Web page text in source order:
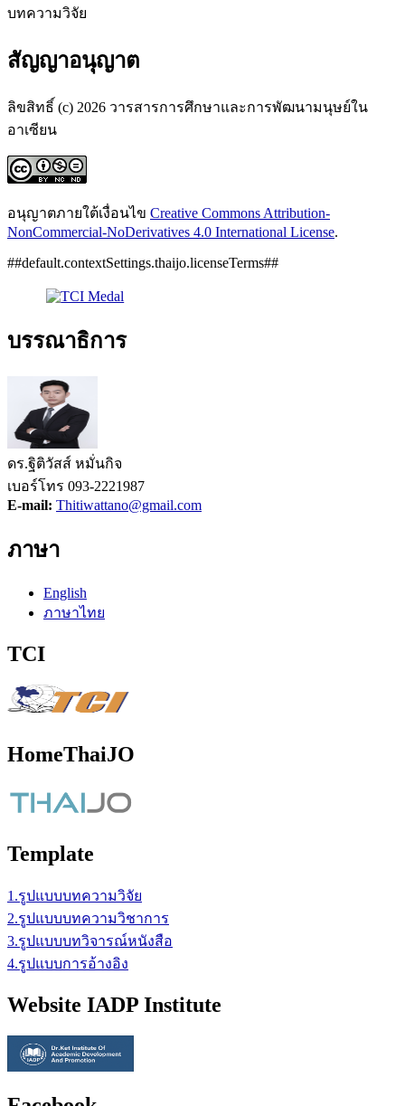
บทความวิจัย
สัญญาอนุญาต
ลิขสิทธิ์ (c) 2026 วารสารการศึกษาและการพัฒนามนุษย์ใน
อาเซียน
อนุญาตภายใต้เงื่อนไข Creative Commons Attribution-
NonCommercial-NoDerivatives 4.0 International License.
##default.contextSettings.thaijo.licenseTerms##
บรรณาธิการ
ดร.ฐิติวัสส์ หมั่นกิจ
เบอร์โทร 093-2221987
E-mail: Thitiwattano@gmail.com
ภาษา
English
ภาษาไทย
TCI
HomeThaiJO
Template
1.รูปแบบบทความวิจัย
2.รูปแบบบทความวิชาการ
3.รูปแบบบทวิจารณ์หนังสือ
4.รูปแบบการอ้างอิง
Website IADP Institute